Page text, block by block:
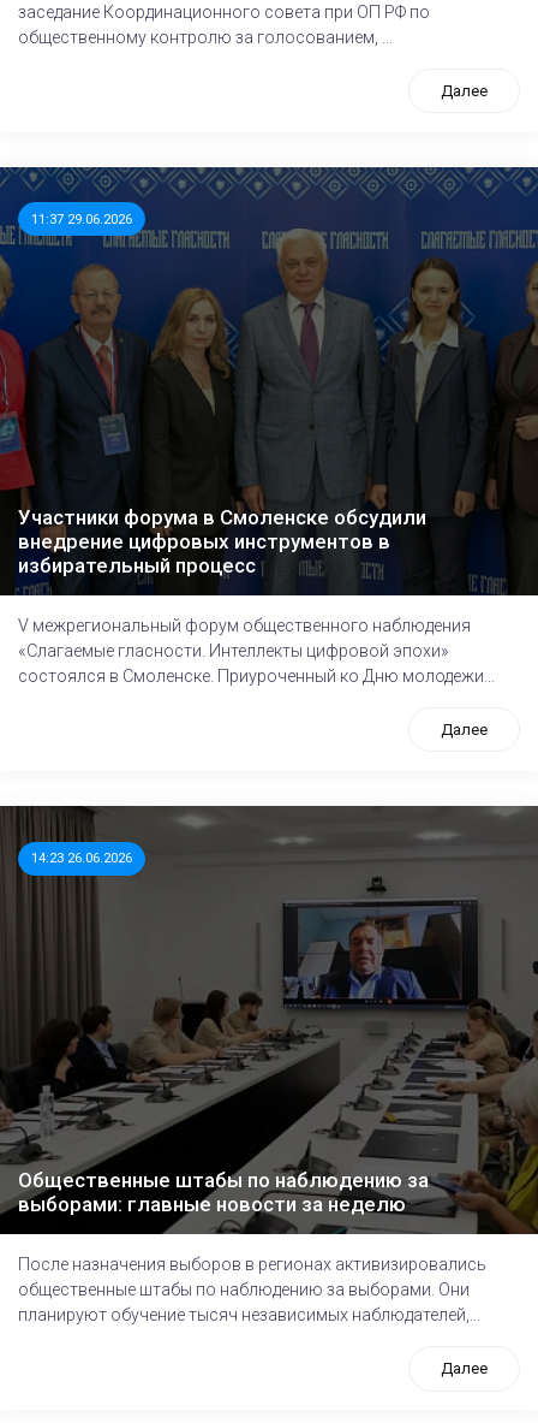
заседание Координационного совета при ОП РФ по
общественному контролю за голосованием, ...
Далее
11:37 29.06.2026
Участники форума в Смоленске обсудили
внедрение цифровых инструментов в
избирательный процесс
V межрегиональный форум общественного наблюдения
«Слагаемые гласности. Интеллекты цифровой эпохи»
состоялся в Смоленске. Приуроченный ко Дню молодежи...
Далее
14:23 26.06.2026
Общественные штабы по наблюдению за
выборами: главные новости за неделю
После назначения выборов в регионах активизировались
общественные штабы по наблюдению за выборами. Они
планируют обучение тысяч независимых наблюдателей,...
Далее